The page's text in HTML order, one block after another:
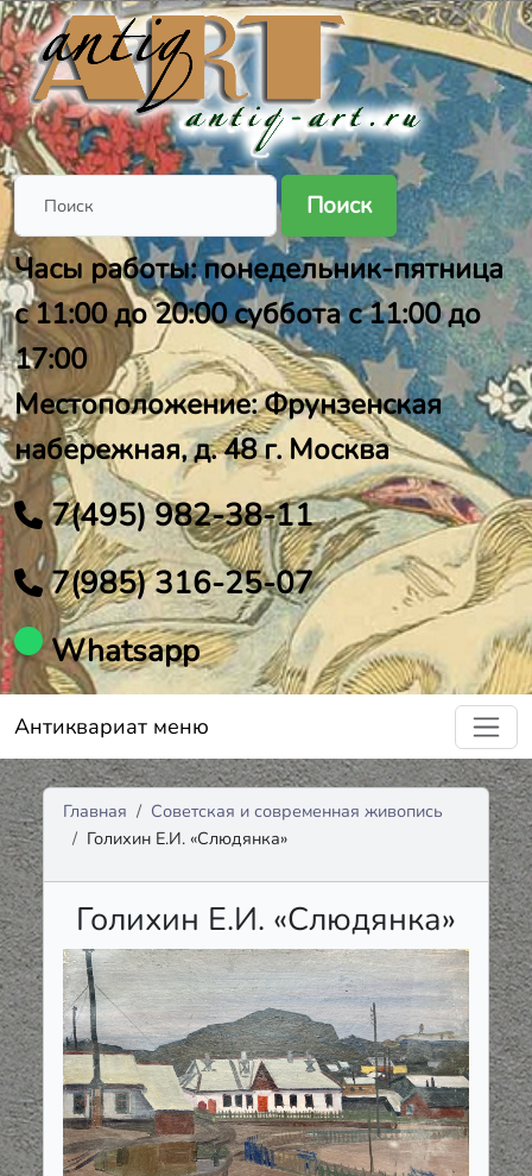
Поиск
Часы работы: понедельник-пятница
с 11:00 до 20:00 суббота с 11:00 до
17:00
Местоположение: Фрунзенская
набережная, д. 48 г. Москва
7(495) 982-38-11
7(985) 316-25-07
Whatsapp
Антиквариат меню
Главная
Советская и современная живопись
Голихин Е.И. «Слюдянка»
Голихин Е.И. «Слюдянка»